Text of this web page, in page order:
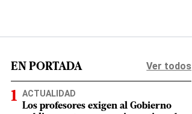
EN PORTADA Ver todos
ACTUALIDAD
Los profesores exigen al Gobierno